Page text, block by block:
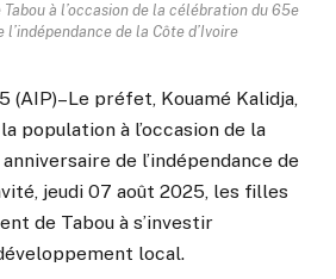
à l’occasion de la célébration du 65e
l’indépendance de la Côte d’Ivoire
(AIP)–Le préfet, Kouamé Kalidja,
population à l’occasion de la
de l’indépendance de
jeudi 07 août 2025, les filles
de Tabou à s’investir
local.